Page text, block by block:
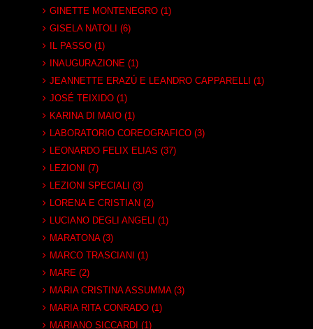
GINETTE MONTENEGRO (1)
GISELA NATOLI (6)
IL PASSO (1)
INAUGURAZIONE (1)
JEANNETTE ERAZÚ E LEANDRO CAPPARELLI (1)
JOSÉ TEIXIDO (1)
KARINA DI MAIO (1)
LABORATORIO COREOGRAFICO (3)
LEONARDO FELIX ELIAS (37)
LEZIONI (7)
LEZIONI SPECIALI (3)
LORENA E CRISTIAN (2)
LUCIANO DEGLI ANGELI (1)
MARATONA (3)
MARCO TRASCIANI (1)
MARE (2)
MARIA CRISTINA ASSUMMA (3)
MARIA RITA CONRADO (1)
MARIANO SICCARDI (1)